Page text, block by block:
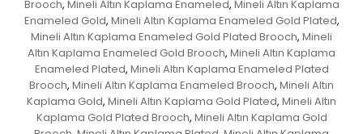
Brooch, Mineli Altın Kaplama Enameled, Mineli Altın Kaplama
Enameled Gold, Mineli Altın Kaplama Enameled Gold Plated,
Mineli Altın Kaplama Enameled Gold Plated Brooch, Mineli
Altın Kaplama Enameled Gold Brooch, Mineli Altın Kaplama
Enameled Plated, Mineli Altın Kaplama Enameled Plated
Brooch, Mineli Altın Kaplama Enameled Brooch, Mineli Altın
Kaplama Gold, Mineli Altın Kaplama Gold Plated, Mineli Altın
Kaplama Gold Plated Brooch, Mineli Altın Kaplama Gold